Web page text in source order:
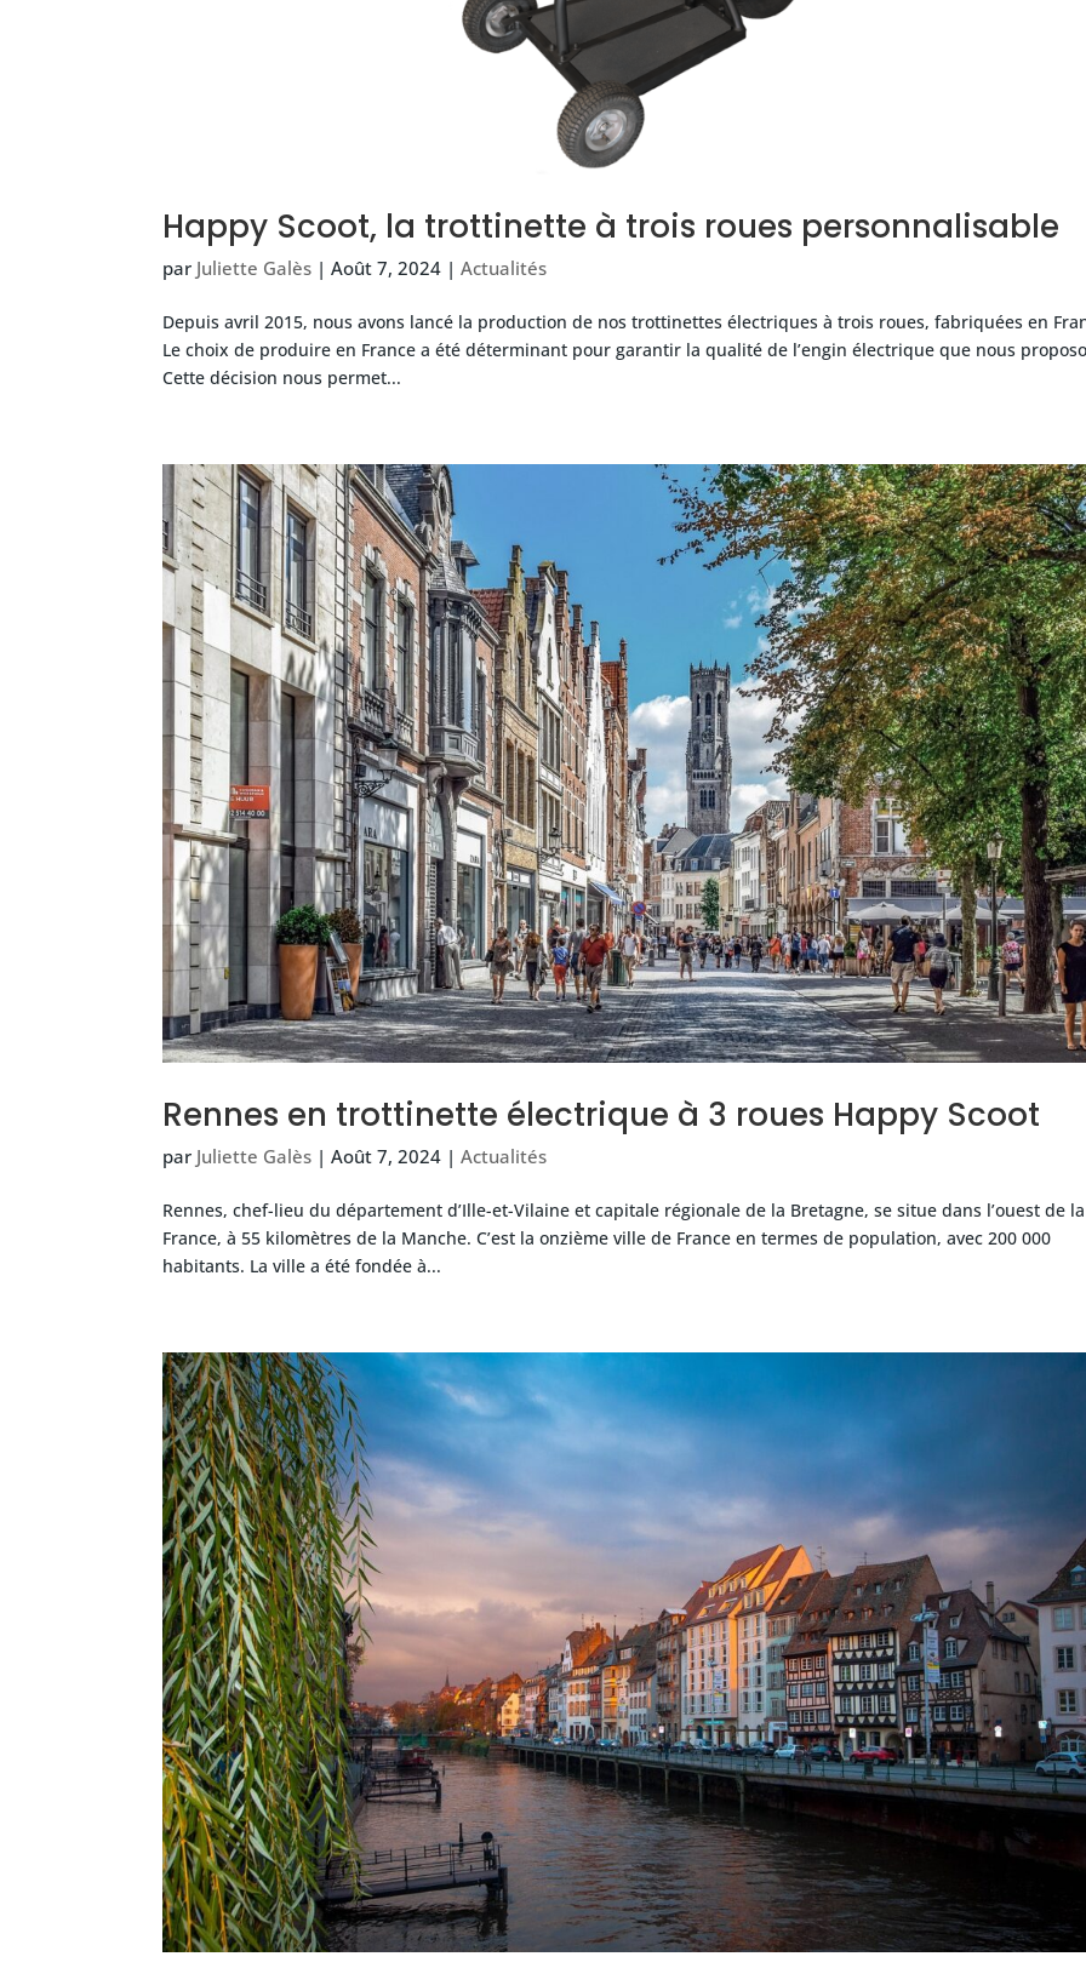
Happy Scoot, la trottinette à trois roues personnalisable
par Juliette Galès |Août 7, 2024 |Actualités
Depuis avril 2015, nous avons lancé la production de nos trottinettes électriques à trois roues, fabriquées en
Le choix de produire en France a été déterminant pour garantir la qualité de l’engin électrique que nous
Cette décision nous permet...
Rennes en trottinette électrique à 3 roues Happy Scoot
par Juliette Galès |Août 7, 2024 |Actualités
Rennes, chef-lieu du département d’Ille-et-Vilaine et capitale régionale de la Bretagne, se situe dans l’ouest de la
France, à 55 kilomètres de la Manche. C’est la onzième ville de France en termes de population, avec 200 000
habitants. La ville a été fondée à...